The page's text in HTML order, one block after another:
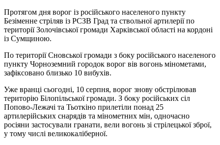
Протягом дня ворог із російського населеного пункту
Безіменне стріляв із РСЗВ Град та ствольної артилерії по
території Золочівської громади Харківської області на кордоні
із Сумщиною.
По території Сновської громади з боку російського населеного
пункту Чорноземний городок ворог вів вогонь мінометами,
зафіксовано близько 10 вибухів.
Уже вранці сьогодні, 10 серпня, ворог знову обстрілював
територію Білопільської громади. З боку російських сіл
Попово-Лежачі та Тьоткіно прилетіли понад 25
артилерійських снарядів та мінометних мін, одночасно
росіяни застосували гранати, вели вогонь зі стрілецької зброї,
у тому числі великокаліберної.